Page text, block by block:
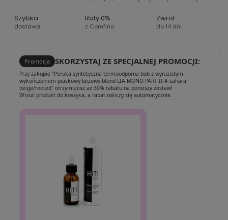
Szybka
dostawa
Raty 0%
z Comfino
Zwrot
do 14 dni
Promocja SKORZYSTAJ ZE SPECJALNEJ PROMOCJI:
Przy zakupie "Peruka syntetyczna termoodporna bob z wyrazistym
wykończeniem piaskowy beżowy blond LIA MONO PART II # sahara
beige/rooted" otrzymujesz aż 30% rabatu na poniższy zestaw!
Wrzuć produkt do koszyka, a rabat naliczy się automatycznie.